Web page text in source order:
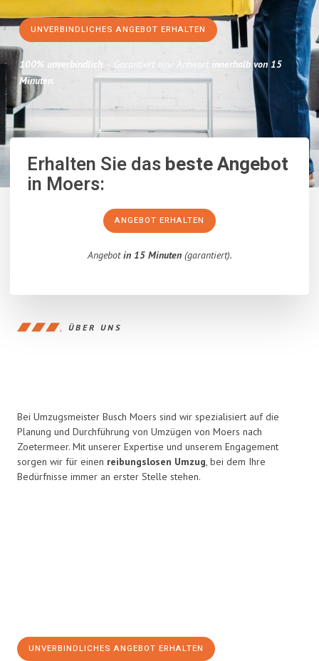
UNVERBINDLICHES ANGEBOT ERHALTEN
100% unverbindlich – Garantiert eine Antwort innerhalb von 15
Minuten.
Erhalten Sie dasbeste Angebot
in Moers:
ANGEBOT ERHALTEN
Angebotin 15 Minuten(garantiert).
ÜBER UNS
Bei Umzugsmeister Busch Moers sind wir spezialisiert auf die
Planung und Durchführung von Umzügen von Moers nach
Zoetermeer. Mit unserer Expertise und unserem Engagement
sorgen wir für einen reibungslosen Umzug, bei dem Ihre
Bedürfnisse immer an erster Stelle stehen.
UNVERBINDLICHES ANGEBOT ERHALTEN